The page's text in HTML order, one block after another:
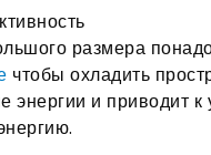
размера
чтобы охладить
энергии и приводит